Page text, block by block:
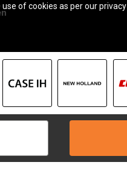
of cookies as per our privacy